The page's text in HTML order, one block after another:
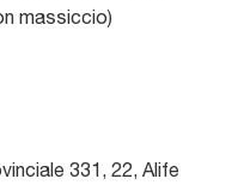
massiccio)
331, 22, Alife